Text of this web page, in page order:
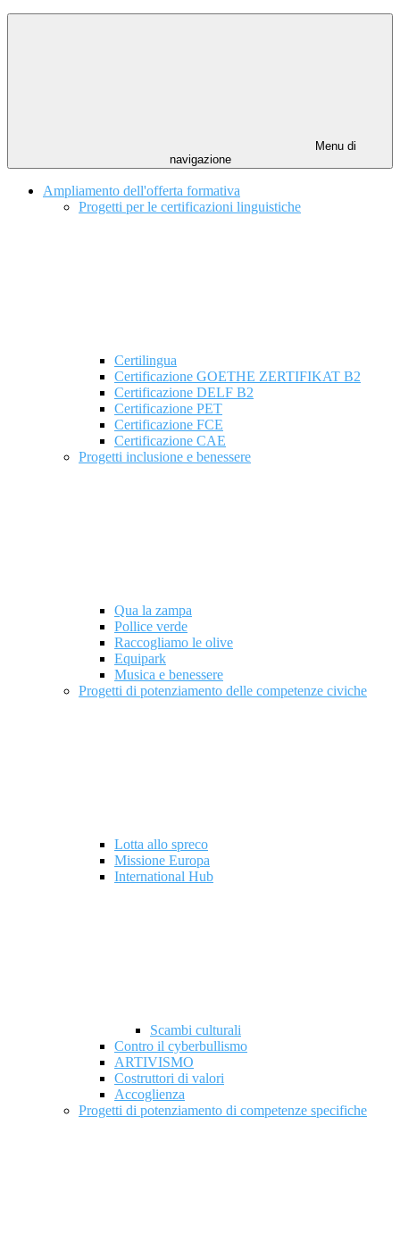
Menu di
navigazione
Ampliamento dell'offerta formativa
Progetti per le certificazioni linguistiche
Certilingua
Certificazione GOETHE ZERTIFIKAT B2
Certificazione DELF B2
Certificazione PET
Certificazione FCE
Certificazione CAE
Progetti inclusione e benessere
Qua la zampa
Pollice verde
Raccogliamo le olive
Equipark
Musica e benessere
Progetti di potenziamento delle competenze civiche
Lotta allo spreco
Missione Europa
International Hub
Scambi culturali
Contro il cyberbullismo
ARTIVISMO
Costruttori di valori
Accoglienza
Progetti di potenziamento di competenze specifiche